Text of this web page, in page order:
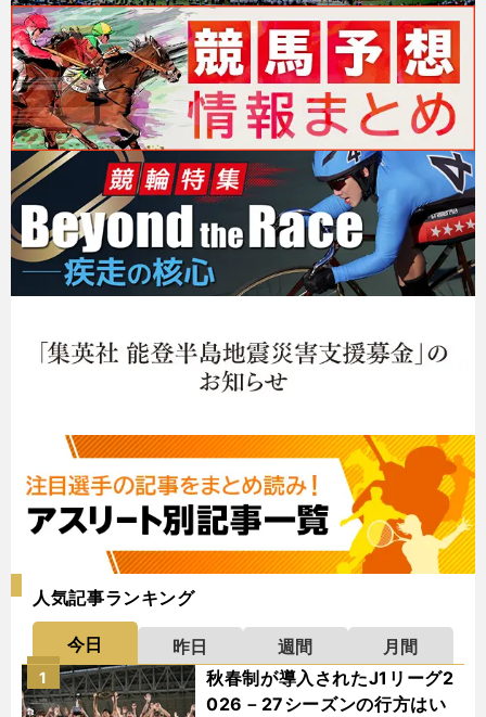
人気記事ランキング
今日 昨日 週間
月間
秋春制が導入されたJ1リーグ2
026－27シーズンの行方はい
1